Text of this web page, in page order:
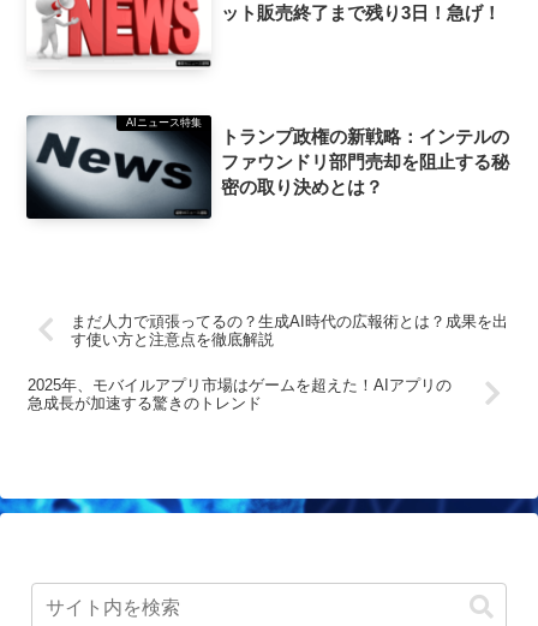
ット販売終了まで残り3日！急げ！
AIニュース特集
トランプ政権の新戦略：インテルの
ファウンドリ部門売却を阻止する秘
密の取り決めとは？
まだ人力で頑張ってるの？生成AI時代の広報術とは？成果を出
す使い方と注意点を徹底解説
2025年、モバイルアプリ市場はゲームを超えた！AIアプリの
急成長が加速する驚きのトレンド